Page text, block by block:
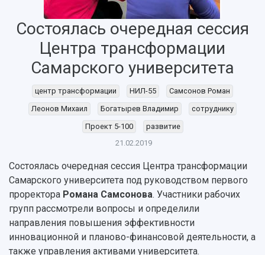
НАЗАД
Об университете
История
Попечительский совет
Ученый совет
Ректорат
Кадровый резерв
Персоналии
Новости
Главные новости
Пресс-центр
Газета "Полет"
Газета "Самарский университет"
Мы в соцсетях
Образование
Почему я выбираю Самарский университет?
Бакалавриат и специалитет
Магистратура
Учебные планы
Дополнительное образование
Институты и факультеты
Образовательные программы
Научно-исследовательская деятельность
Основные научные направления
Диссертационные советы
Подготовка научных кадров
Конкурс на замещение должностей научных
Научно-технический совет
Научные проекты и темы
Аспирантура и докторантура
Справочные материалы
Состоялась очередная сессия
Центра трансформации
Самарского университета
центр трансформации НИЛ-55
Самсонов Роман
Леонов Михаил
Богатырев Владимир
сотруднику
Проект 5-100
развитие
21.02.2019
Состоялась очередная сессия Центра трансформации
Самарского университета под руководством первого
проректора Романа Самсонова. Участники рабочих
групп рассмотрели вопросы и определили
направления повышения эффективности
инновационной и планово-финансовой деятельности, а
также управления активами университета.